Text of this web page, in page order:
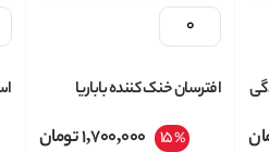
افترسان خنک کننده باباریا
15%
1,700,000تومان